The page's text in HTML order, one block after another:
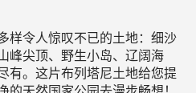
样令人惊叹不已的土地：细沙
峰尖顶、野生小岛、辽阔海
有。这片布列塔尼土地给您提